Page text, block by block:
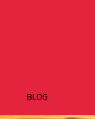
BLOG